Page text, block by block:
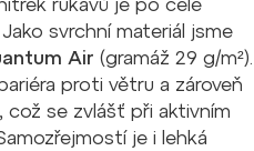
rukávů je po celé
svrchní materiál jsme
Air (gramáž 29 g/m²).
proti větru a zároveň
což se zvlášť při aktivním
je i lehká